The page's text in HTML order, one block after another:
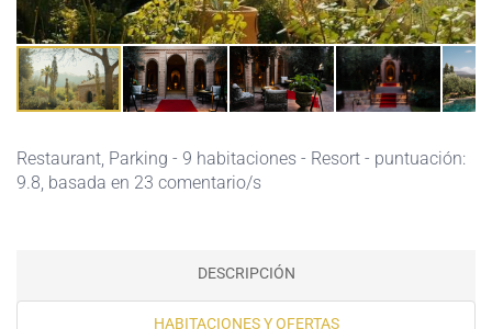
Restaurant, Parking - 9 habitaciones - Resort - puntuación:
9.8, basada en 23 comentario/s
DESCRIPCIÓN
HABITACIONES Y OFERTAS